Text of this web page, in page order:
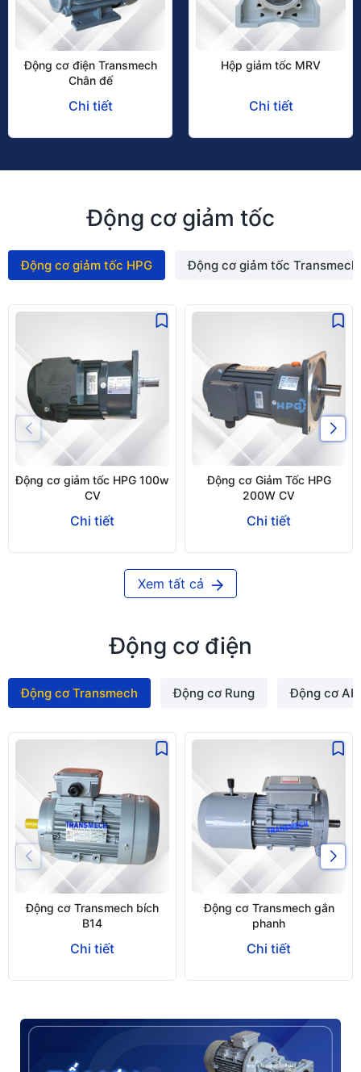
Động cơ điện Transmech
Chân đế
Chi tiết
Hộp giảm tốc MRV
Chi tiết
Động cơ giảm tốc
Động cơ giảm tốc HPG Động cơ giảm tốc Transmech
Động cơ giảm tốc HPG 100w
CV
Chi tiết
Động cơ Giảm Tốc HPG
200W CV
Chi tiết
Xem tất cả
Động cơ điện
Động cơ Transmech Động cơ Rung Động cơ
Động cơ Transmech bích
B14
Chi tiết
Động cơ Transmech gắn
phanh
Chi tiết